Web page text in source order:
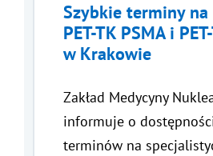
Szybkie terminy na
PET-TK PSMA i
w Krakowie
Zakład Medycyny
informuje o
terminów na